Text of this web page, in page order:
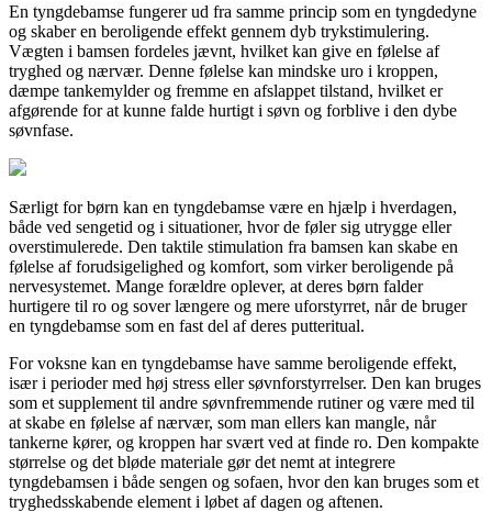
En tyngdebamse fungerer ud fra samme princip som en tyngdedyne
og skaber en beroligende effekt gennem dyb trykstimulering.
Vægten i bamsen fordeles jævnt, hvilket kan give en følelse af
tryghed og nærvær. Denne følelse kan mindske uro i kroppen,
dæmpe tankemylder og fremme en afslappet tilstand, hvilket er
afgørende for at kunne falde hurtigt i søvn og forblive i den dybe
søvnfase.
Særligt for børn kan en tyngdebamse være en hjælp i hverdagen,
både ved sengetid og i situationer, hvor de føler sig utrygge eller
overstimulerede. Den taktile stimulation fra bamsen kan skabe en
følelse af forudsigelighed og komfort, som virker beroligende på
nervesystemet. Mange forældre oplever, at deres børn falder
hurtigere til ro og sover længere og mere uforstyrret, når de bruger
en tyngdebamse som en fast del af deres putteritual.
For voksne kan en tyngdebamse have samme beroligende effekt,
især i perioder med høj stress eller søvnforstyrrelser. Den kan bruges
som et supplement til andre søvnfremmende rutiner og være med til
at skabe en følelse af nærvær, som man ellers kan mangle, når
tankerne kører, og kroppen har svært ved at finde ro. Den kompakte
størrelse og det bløde materiale gør det nemt at integrere
tyngdebamsen i både sengen og sofaen, hvor den kan bruges som et
tryghedsskabende element i løbet af dagen og aftenen.